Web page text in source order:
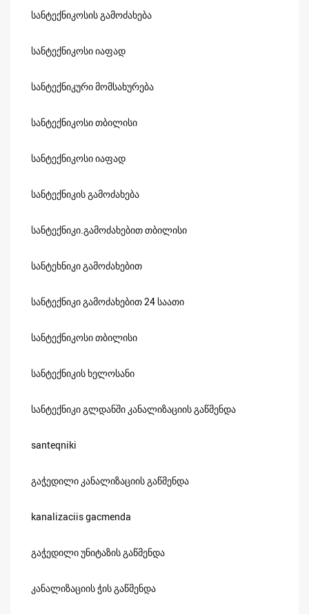
სანტექნიკოსის გამოძახება
სანტექნიკოსი იაფად
სანტექნიკური მომსახურება
სანტექნიკოსი თბილისი
სანტექნიკოსი იაფად
სანტექნიკის გამოძახება
სანტექნიკი.გამოძახებით თბილისი
სანტეხნიკი გამოძახებით
სანტექნიკი გამოძახებით 24 საათი
სანტექნიკოსი თბილისი
სანტექნიკის ხელოსანი
სანტექნიკი გლდანში კანალიზაციის გაწმენდა
santeqniki
გაჭედილი კანალიზაციის გაწმენდა
kanalizaciis gacmenda
გაჭედილი უნიტაზის გაწმენდა
კანალიზაციის ჭის გაწმენდა